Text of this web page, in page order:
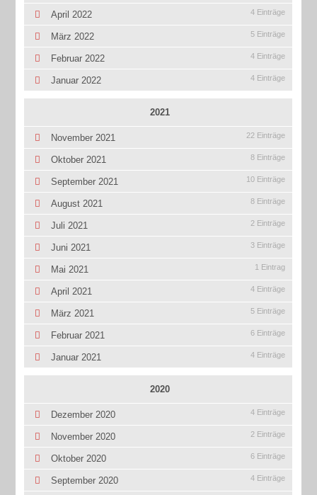
April 2022 4 Einträge
März 2022 5 Einträge
Februar 2022 4 Einträge
Januar 2022 4 Einträge
2021
November 2021 22 Einträge
Oktober 2021 8 Einträge
September 2021 10 Einträge
August 2021 8 Einträge
Juli 2021 2 Einträge
Juni 2021 3 Einträge
Mai 2021 1 Eintrag
April 2021 4 Einträge
März 2021 5 Einträge
Februar 2021 6 Einträge
Januar 2021 4 Einträge
2020
Dezember 2020 4 Einträge
November 2020 2 Einträge
Oktober 2020 6 Einträge
September 2020 4 Einträge